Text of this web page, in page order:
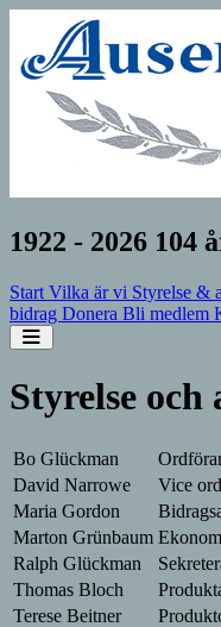
1922 - 2026 104
Start Vilka är vi Styrelse &
bidrag Donera Bli medlem
Open sidebar
Styrelse och
Bo Glückman
David Narrowe
Vice
Maria Gordon
Marton Grünbaum
Ralph Glückman
Thomas Bloch
Terese Beitner